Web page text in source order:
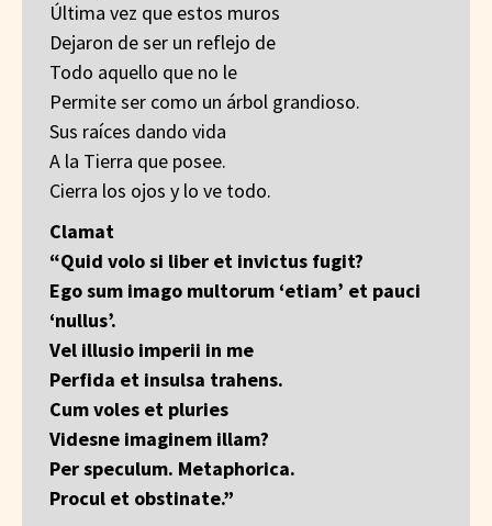
Última vez que estos muros
Dejaron de ser un reflejo de
Todo aquello que no le
Permite ser como un árbol grandioso.
Sus raíces dando vida
A la Tierra que posee.
Cierra los ojos y lo ve todo.
Clamat
“Quid volo si liber et invictus fugit?
Ego sum imago multorum ‘etiam’ et pauci
‘nullus’.
Vel illusio imperii in me
Perfida et insulsa trahens.
Cum voles et pluries
Videsne imaginem illam?
Per speculum. Metaphorica.
Procul et obstinate.”